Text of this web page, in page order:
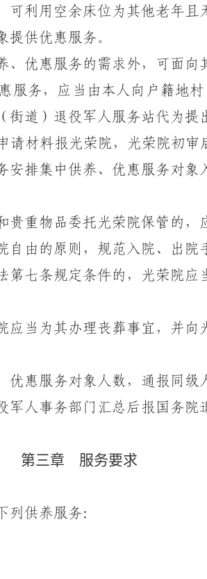
利用空余床位为其他老年且
提供优惠服务。
惠服务的需求外，可面向
务，应当由本人向户籍地村
道）退役军人服务站代为提
材料报光荣院，光荣院初审
排集中供养、优惠服务对象
重物品委托光荣院保管的，
由的原则，规范入院、出院
七条规定条件的，光荣院应
当为其办理丧葬事宜，并向
惠服务对象人数，通报同级
人事务部门汇总后报国务院
第三章 服务要求
供养服务：